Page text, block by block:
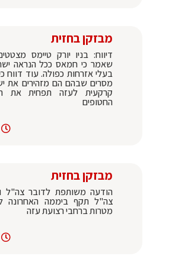
מבזקן בחזית
דיווח: בניו יורק טיימס
בעלי אזרחות כפולה. עוד דווח
מסרים שבהם הם מזהירים את
קרקעית לעזה תפחית את
החטופים
מבזקן בחזית
הודעה משותפת לדובר צה"ל
מטרות ברחבי רצועת עזה